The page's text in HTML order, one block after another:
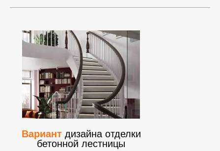
Вариантдизайна отделки
бетонной лестницы